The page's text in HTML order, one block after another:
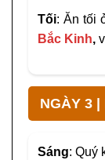
Tối: Ăn tối
Bắc Kinh,
NGÀY 3 |
Sáng: Quý